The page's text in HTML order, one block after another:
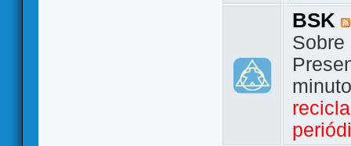
BSK
Sobre